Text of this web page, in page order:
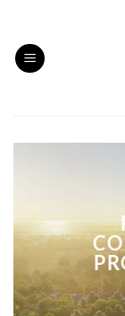
content